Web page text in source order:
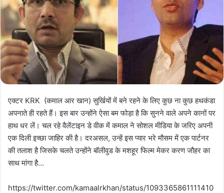
एक्टर KRK (कमाल आर खान) सुर्खियों में बने रहने के लिए कुछ ना कुछ हथकंडा
अपनाते ही रहते हैं। इस बार उन्होंने ऐसा बम फोड़ा है कि सुनने वाले अपने कानों पर
हाथ धर लें। चल रहे वैलेंटाइन डे वीक में कमाल ने सोशल मीडिया के जरिए अपनी
एक दिली इच्छा जाहिर की है। दरअसल, उन्हें इस प्यार भरे मौसम में एक पार्टनर
की तलाश है जिसके चलते उन्होंने बॉलीवुड के मशहूर फिल्म मेकर करण जौहर का
साथ मांगा है…
https://twitter.com/kamaalrkhan/status/1093365861111410